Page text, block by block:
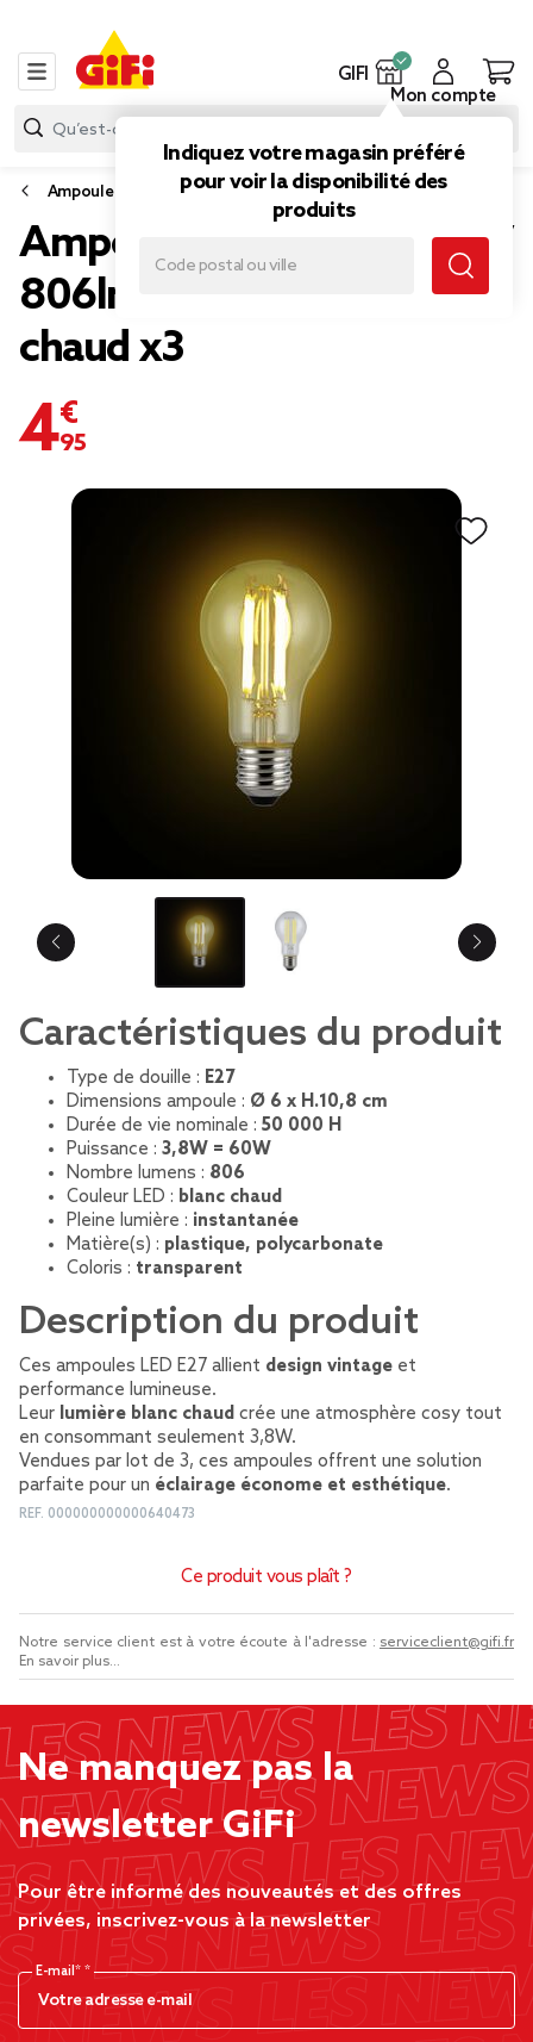
GIFI
Indiquez votre magasin préféré
pour voir la disponibilité des
produits
Mon compte
Ampoule
Ampoule LED filament E27
806lm 3,8W=60W blanc
chaud x3
4,95 €
Caractéristiques du produit
Type de douille : E27
Dimensions ampoule : Ø 6 x H.10,8 cm
Durée de vie nominale : 50 000 H
Puissance : 3,8W = 60W
Nombre lumens : 806
Couleur LED : blanc chaud
Pleine lumière : instantanée
Matière(s) : plastique, polycarbonate
Coloris : transparent
Description du produit
Ces ampoules LED E27 allient design vintage et
performance lumineuse.
Leur lumière blanc chaud crée une atmosphère cosy tout
en consommant seulement 3,8W.
Vendues par lot de 3, ces ampoules offrent une solution
parfaite pour un éclairage économe et esthétique.
REF. 000000000000640473
Ce produit vous plaît ?
Notre service client est à votre écoute à l'adresse : serviceclient@gifi.fr
En savoir plus...
Ne manquez pas la
newsletter GiFi
Pour être informé des nouveautés et des offres
privées, inscrivez-vous à la newsletter
E-mail*